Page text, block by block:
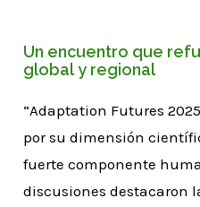
Un encuentro que
global y regional
“Adaptation Futures
por su dimensión
fuerte componente
discusiones destacaron